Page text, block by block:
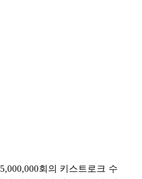
회의 키스트로크 수